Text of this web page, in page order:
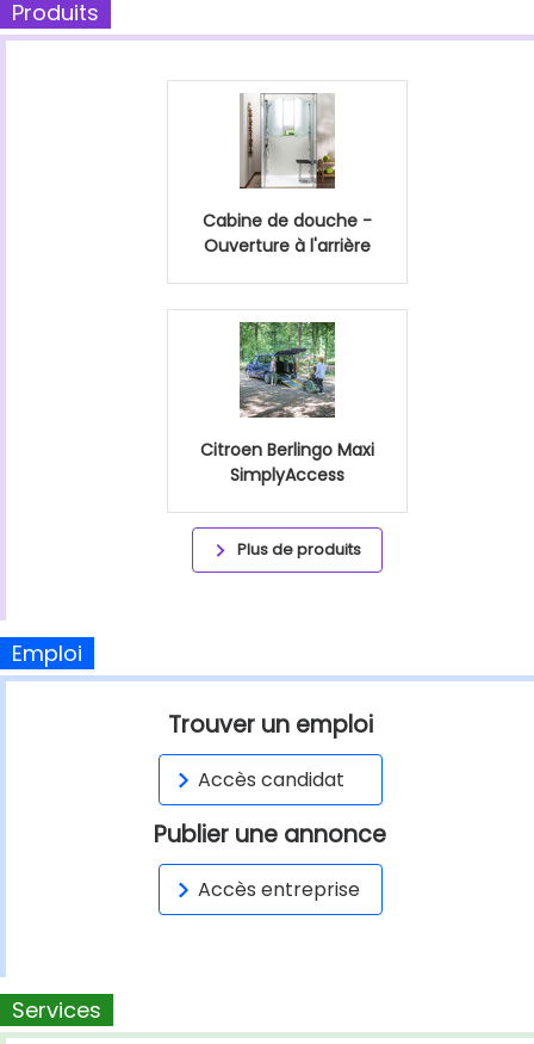
Produits
Cabine de douche -
Ouverture à l'arrière
Citroen Berlingo Maxi
SimplyAccess
Plus de produits
Emploi
Trouver un emploi
Accès candidat
Publier une annonce
Accès entreprise
Services